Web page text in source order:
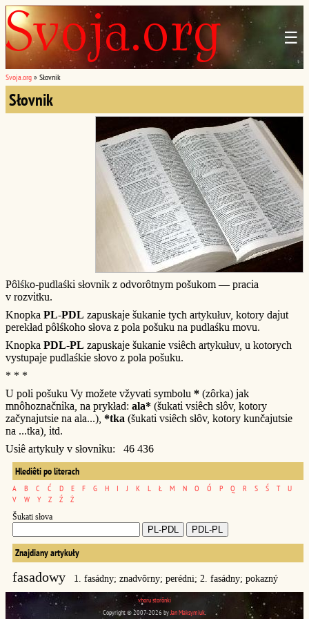
☰
Svoja.org » Słovnik
Słovnik
Pôlśko-pudlaśki słovnik z odvorôtnym pošukom — pracia
v rozvitku.
Knopka PL-PDL zapuskaje šukanie tych artykułuv, kotory dajut
perekład pôlśkoho słova z pola pošuku na pudlaśku movu.
Knopka PDL-PL zapuskaje šukanie vsiêch artykułuv, u kotorych
vystupaje pudlaśkie słovo z pola pošuku.
* * *
U poli pošuku Vy možete vžyvati symbolu * (zôrka) jak
mnôhoznačnika, na prykład: ala* (šukati vsiêch słôv, kotory
začynajutsie na ala...), *tka (šukati vsiêch słôv, kotory kunčajutsie
na ...tka), itd.
Usiê artykuły v słovniku: 46 436
Hlediêti po literach
A B C Ć D E F G H I J K L Ł M N O Ó P Q R S Ś T
U
V
W Y Z Ź Ż
Šukati słova
Znajdiany artykuły
fasadowy 1. fasádny; znadvôrny; perédni; 2. fasádny; pokazný
vhoru storônki
Copyright © 2007-2026 byJan Maksymiuk